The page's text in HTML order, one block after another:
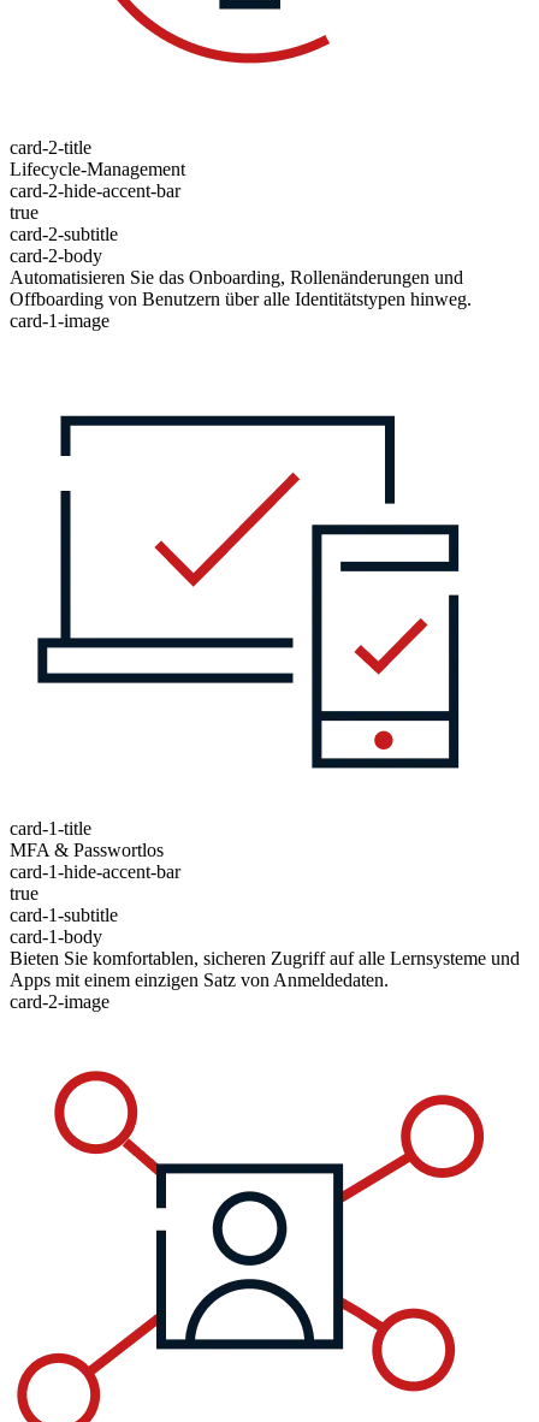
card-2-title
Lifecycle-Management
card-2-hide-accent-bar
true
card-2-subtitle
card-2-body
Automatisieren Sie das Onboarding, Rollenänderungen und
Offboarding von Benutzern über alle Identitätstypen hinweg.
card-1-image
card-1-title
MFA & Passwortlos
card-1-hide-accent-bar
true
card-1-subtitle
card-1-body
Bieten Sie komfortablen, sicheren Zugriff auf alle Lernsysteme und
Apps mit einem einzigen Satz von Anmeldedaten.
card-2-image